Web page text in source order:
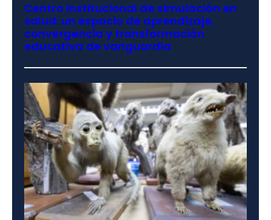
Centro institucional de simulación en
salud: un espacio de aprendizaje,
convergencia y transformación
educativa de vanguardia